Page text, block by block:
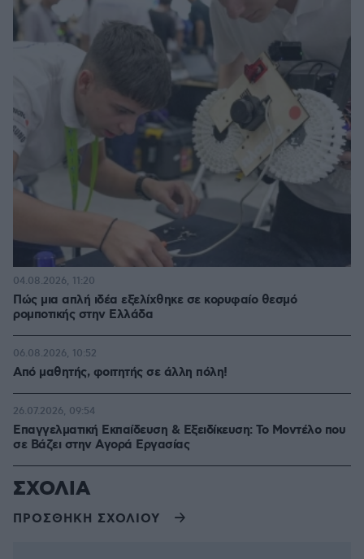
Πώς μια απλή ιδέα εξελίχθηκε σε κορυφαίο θεσμό
ρομποτικής στην Ελλάδα
04.08.2026, 11:20
Από μαθητής, φοιτητής σε άλλη πόλη!
06.08.2026, 10:52
Επαγγελματική Εκπαίδευση & Εξειδίκευση: Το Mοντέλο που
σε Bάζει στην Aγορά Eργασίας
26.07.2026, 09:54
ΣΧΟΛΙΑ
ΠΡΟΣΘΗΚΗ ΣΧΟΛΙΟΥ